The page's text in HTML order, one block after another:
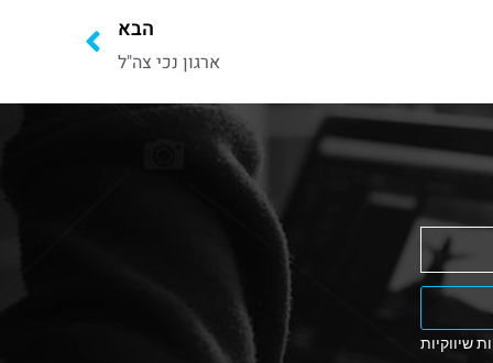
הבא
ארגון נכי צה"ל
שיווקיות